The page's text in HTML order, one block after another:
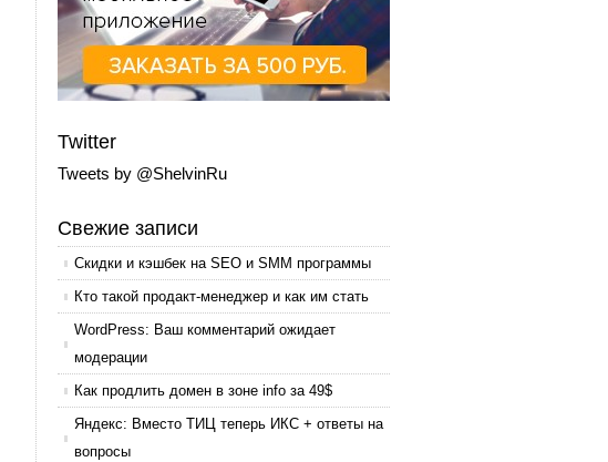
Twitter
Tweets by @ShelvinRu
Свежие записи
Скидки и кэшбек на SEO и SMM программы
Кто такой продакт-менеджер и как им стать
WordPress: Ваш комментарий ожидает
модерации
Как продлить домен в зоне info за 49$
Яндекс: Вместо ТИЦ теперь ИКС + ответы на
вопросы